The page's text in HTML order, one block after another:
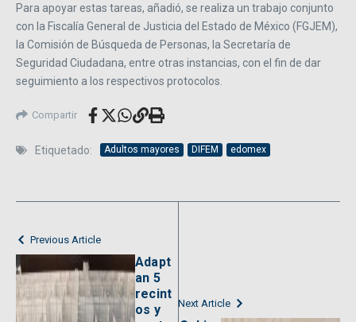
Para apoyar estas tareas, añadió, se realiza un trabajo conjunto
con la Fiscalía General de Justicia del Estado de México (FGJEM),
la Comisión de Búsqueda de Personas, la Secretaría de
Seguridad Ciudadana, entre otras instancias, con el fin de dar
seguimiento a los respectivos protocolos.
Compartir
Etiquetado: Adultos mayores DIFEM edomex
Previous Article
Adapt
an 5
recint
os y
Next Article